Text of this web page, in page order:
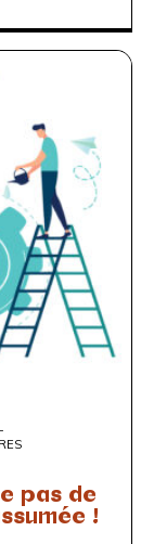
pas de
!